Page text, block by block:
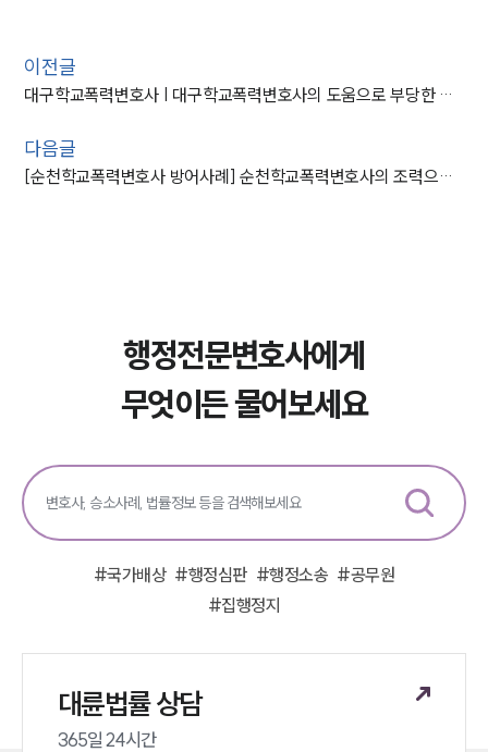
이전글
대구학교폭력변호사 | 대구학교폭력변호사의 도움으로 부당한 처분 집행정지 판결
다음글
[순천학교폭력변호사 방어사례] 순천학교폭력변호사의 조력으로 집행정지 받아낸 의뢰인
행정전문변호사에게
무엇이든 물어보세요
#국가배상 #행정심판 #행정소송 #공무원
#집행정지
대륜법률 상담
365일 24시간